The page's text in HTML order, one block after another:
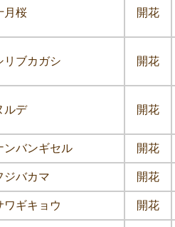
月桜 開花
リブカガシ 開花
ルデ 開花
ンバンギセル 開花
ジバカマ 開花
ワギキョウ 開花